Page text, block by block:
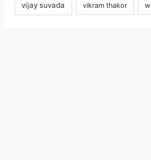
vijay suvada vikram thakor